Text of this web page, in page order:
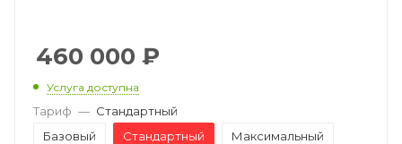
460 000 ₽
Услуга доступна
Тариф — Стандартный
Базовый
Стандартный Максимальный